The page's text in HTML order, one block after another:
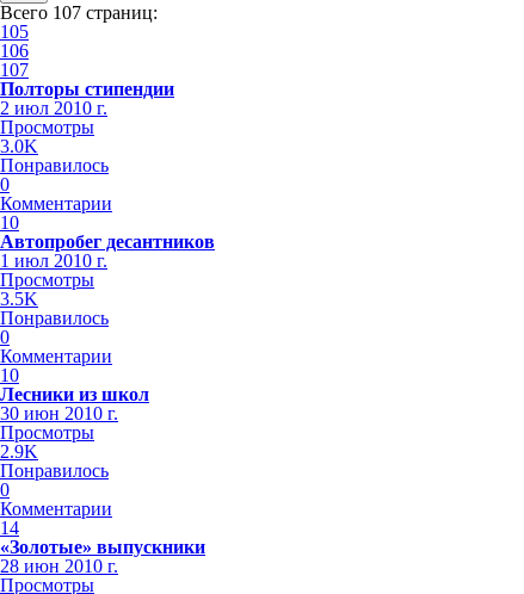
Всего 107 страниц:
105
106
107
Полторы стипендии
2 июл 2010 г.
Просмотры
3.0K
Понравилось
0
Комментарии
10
Автопробег десантников
1 июл 2010 г.
Просмотры
3.5K
Понравилось
0
Комментарии
10
Лесники из школ
30 июн 2010 г.
Просмотры
2.9K
Понравилось
0
Комментарии
14
«Золотые» выпускники
28 июн 2010 г.
Просмотры